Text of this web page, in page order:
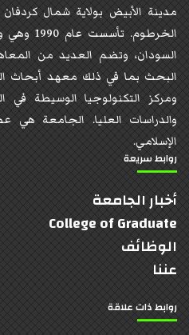
الخرطوم.
السودان، وتضم العديد من
البحث بما في ذلك معهد أبحاث
ومركز التكنولوجيا الوسيطة في
والدراسات العليا. الجامعة
الإسلامي.
روابط سريعة
أخبار الجامعة
College of Graduate
الوظائف
عننا
روابط ذات علاقة